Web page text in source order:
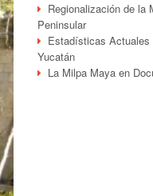
Regionalización de la
Peninsular
Estadísticas
Yucatán
La Milpa Maya en